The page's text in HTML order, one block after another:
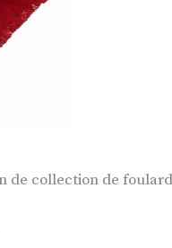
de collection de